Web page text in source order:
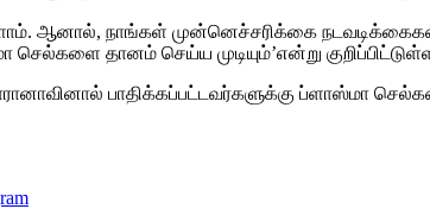
ஆனால், நாங்கள் முன்னெச்சரிக்கை
தானம் செய்ய முடியும்’என்று
பாதிக்கப்பட்டவர்களுக்கு ப்ளாஸ்மா